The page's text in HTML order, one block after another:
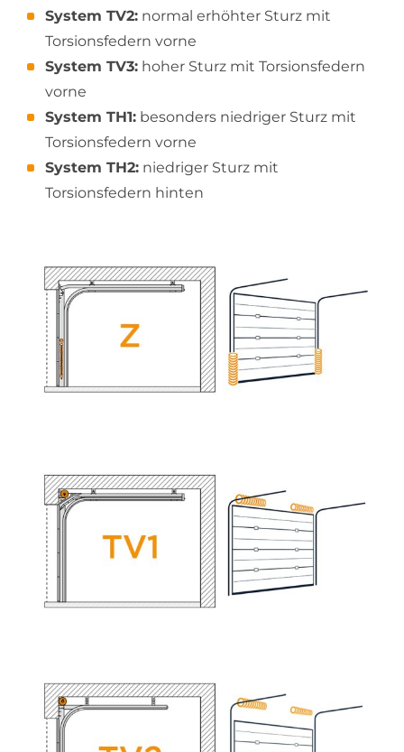
System TV2: normal erhöhter Sturz mit
Torsionsfedern vorne
System TV3: hoher Sturz mit Torsionsfedern
vorne
System TH1: besonders niedriger Sturz mit
Torsionsfedern vorne
System TH2: niedriger Sturz mit
Torsionsfedern hinten